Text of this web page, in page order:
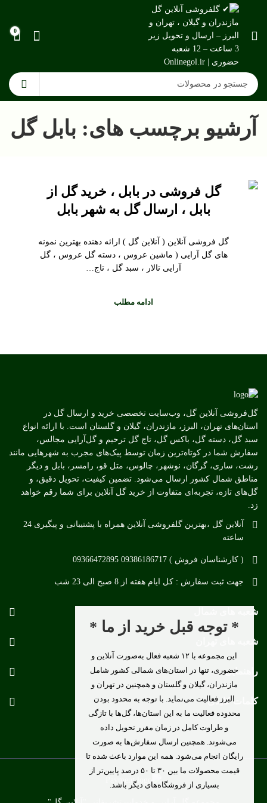
0
آرشیو برچسب های: بابل گل
گل فروشی در بابل ، خرید گل از
بابل ، ارسال گل به شهر بابل
گل فروشی آنلاین ( آنلاین گل ) ارائه دهنده بهترین نمونه
های گل آرایی ( ماشین عروس ، دسته گل عروس ، گل
آرایی تالار ، سبد گل ، تاج…
ادامه مطلب
گل‌فروشی آنلاین گل، وب‌سایت تخصصی خرید و ارسال گل در
استان‌های تهران، البرز، مازندران، گیلان و گلستان است. با ارائه انواع
سبد گل، دسته گل، باکس گل، تاج گل ترحیم و گل‌آرایی مجالس،
سفارش شما در کوتاه‌ترین زمان توسط پیک‌های مجرب به شهرهایی مانند
رشت، ساری، گرگان، نوشهر، چالوس، متل قو، رامسر، بابل و دیگر
مناطق شمال کشور ارسال می‌شود. تضمین کیفیت، تحویل دقیق، و
گل‌های تازه، تجربه‌ای متفاوت از خرید گل آنلاین برای شما رقم خواهد
زد.
آنلاین گل ،بهترین گلفروشی آنلاین همراه با پشتیبانی و پیگیری 24
ساعته
( کارشناسان فروش ) 09386186717 09366472895
جهت ثبت سفارش : کل ایام هفته از 8 صبح الی 23 شب
شعبه های شمال
شعبه های تهران
راهنمایی
کلمات کلیدی
* توجه قبل خرید از ما *
این مجموعه با ۱۲ شعبه فعال به‌صورت آنلاین و
حضوری، تنها در استان‌های شمالی کشور شامل
مازندران، گیلان و گلستان و همچنین در تهران و
البرز فعالیت می‌نماید. با توجه به محدود بودن
محدوده فعالیت ما به این استان‌ها، گل‌ها با تازگی
و طراوت کامل در زمان مقرر تحویل داده
می‌شوند. همچنین ارسال سفارش‌ها به صورت
رایگان انجام می‌شود. همه این موارد باعث شده تا
قیمت محصولات ما بین ۳۰ تا ۵۰ درصد پایین‌تر از
بسیاری از فروشگاه‌های دیگر باشد.